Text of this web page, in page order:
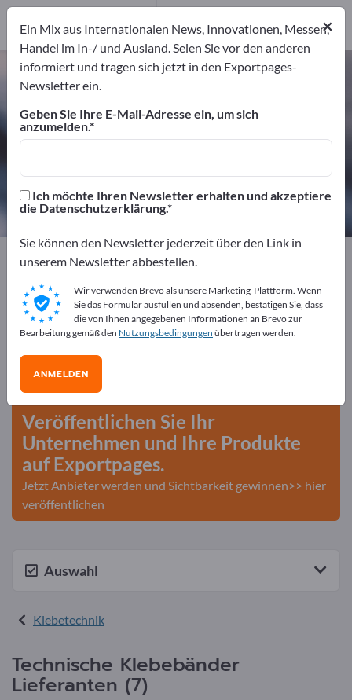
Technische Klebebänder –
Anbieter Hersteller
1
Distributoren
1
Exportpages
Chemiekalien & Pharmazeutika
Kostenlos inserieren auf
Exportpages!
Bedarfe – Angebote – Gebrauchtwaren –
Veröffentlichen Sie Ihr
Unternehmen und Ihre Produkte
auf Exportpages.
Jetzt Anbieter werden und Sichtbarkeit gewinnen>> hier
veröffentlichen
Auswahl
Klebetechnik
Technische Klebebänder
Lieferanten (7)
×
Ein Mix aus Internationalen News, Innovationen, Messen,
Handel im In-/ und Ausland. Seien Sie vor den anderen
informiert und tragen sich jetzt in den Exportpages-
Newsletter ein.
Geben Sie Ihre E-Mail-Adresse ein, um sich
anzumelden.
Ich möchte Ihren Newsletter erhalten und akzeptiere
die Datenschutzerklärung.
Sie können den Newsletter jederzeit über den Link in
unserem Newsletter abbestellen.
Wir verwenden Brevo als unsere Marketing-Plattform. Wenn
Sie das Formular ausfüllen und absenden, bestätigen Sie, dass
die von Ihnen angegebenen Informationen an Brevo zur
Bearbeitung gemäß den Nutzungsbedingungen übertragen werden.
ANMELDEN